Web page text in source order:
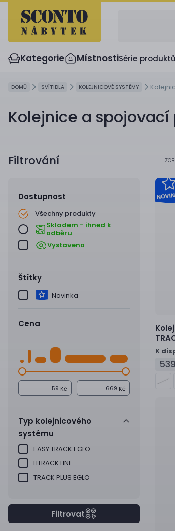
Kategorie MístnostiSérie produktů
DOMŮ SVÍTIDLA KOLEJNICOVÉ SYSTÉMY
Kolejnice a spojovací
Filtrování
Dostupnost
Všechny produkty
Skladem - ihned k
odběru
Vystaveno
Štítky
Novinka
Cena
Kč Kč
Typ kolejnicového
systému
EASY TRACK EGLO
LITRACK LINE
TRACK PLUS EGLO
Filtrovat
K